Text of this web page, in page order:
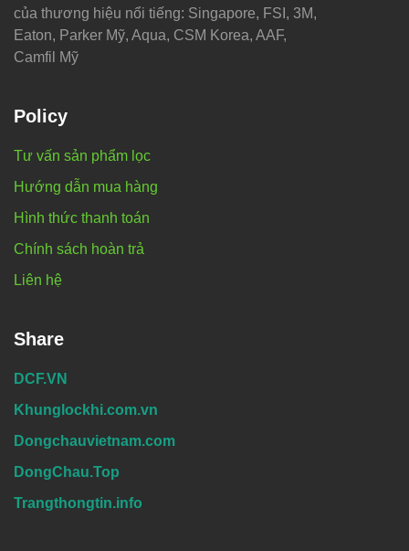
của thương hiệu nổi tiếng: Singapore, FSI, 3M,
Eaton, Parker Mỹ, Aqua, CSM Korea, AAF,
Camfil Mỹ
Policy
Tư vấn sản phẩm lọc
Hướng dẫn mua hàng
Hình thức thanh toán
Chính sách hoàn trả
Liên hệ
Share
DCF.VN
Khunglockhi.com.vn
Dongchauvietnam.com
DongChau.Top
Trangthongtin.info